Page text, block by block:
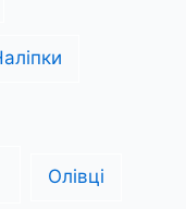
Олівці